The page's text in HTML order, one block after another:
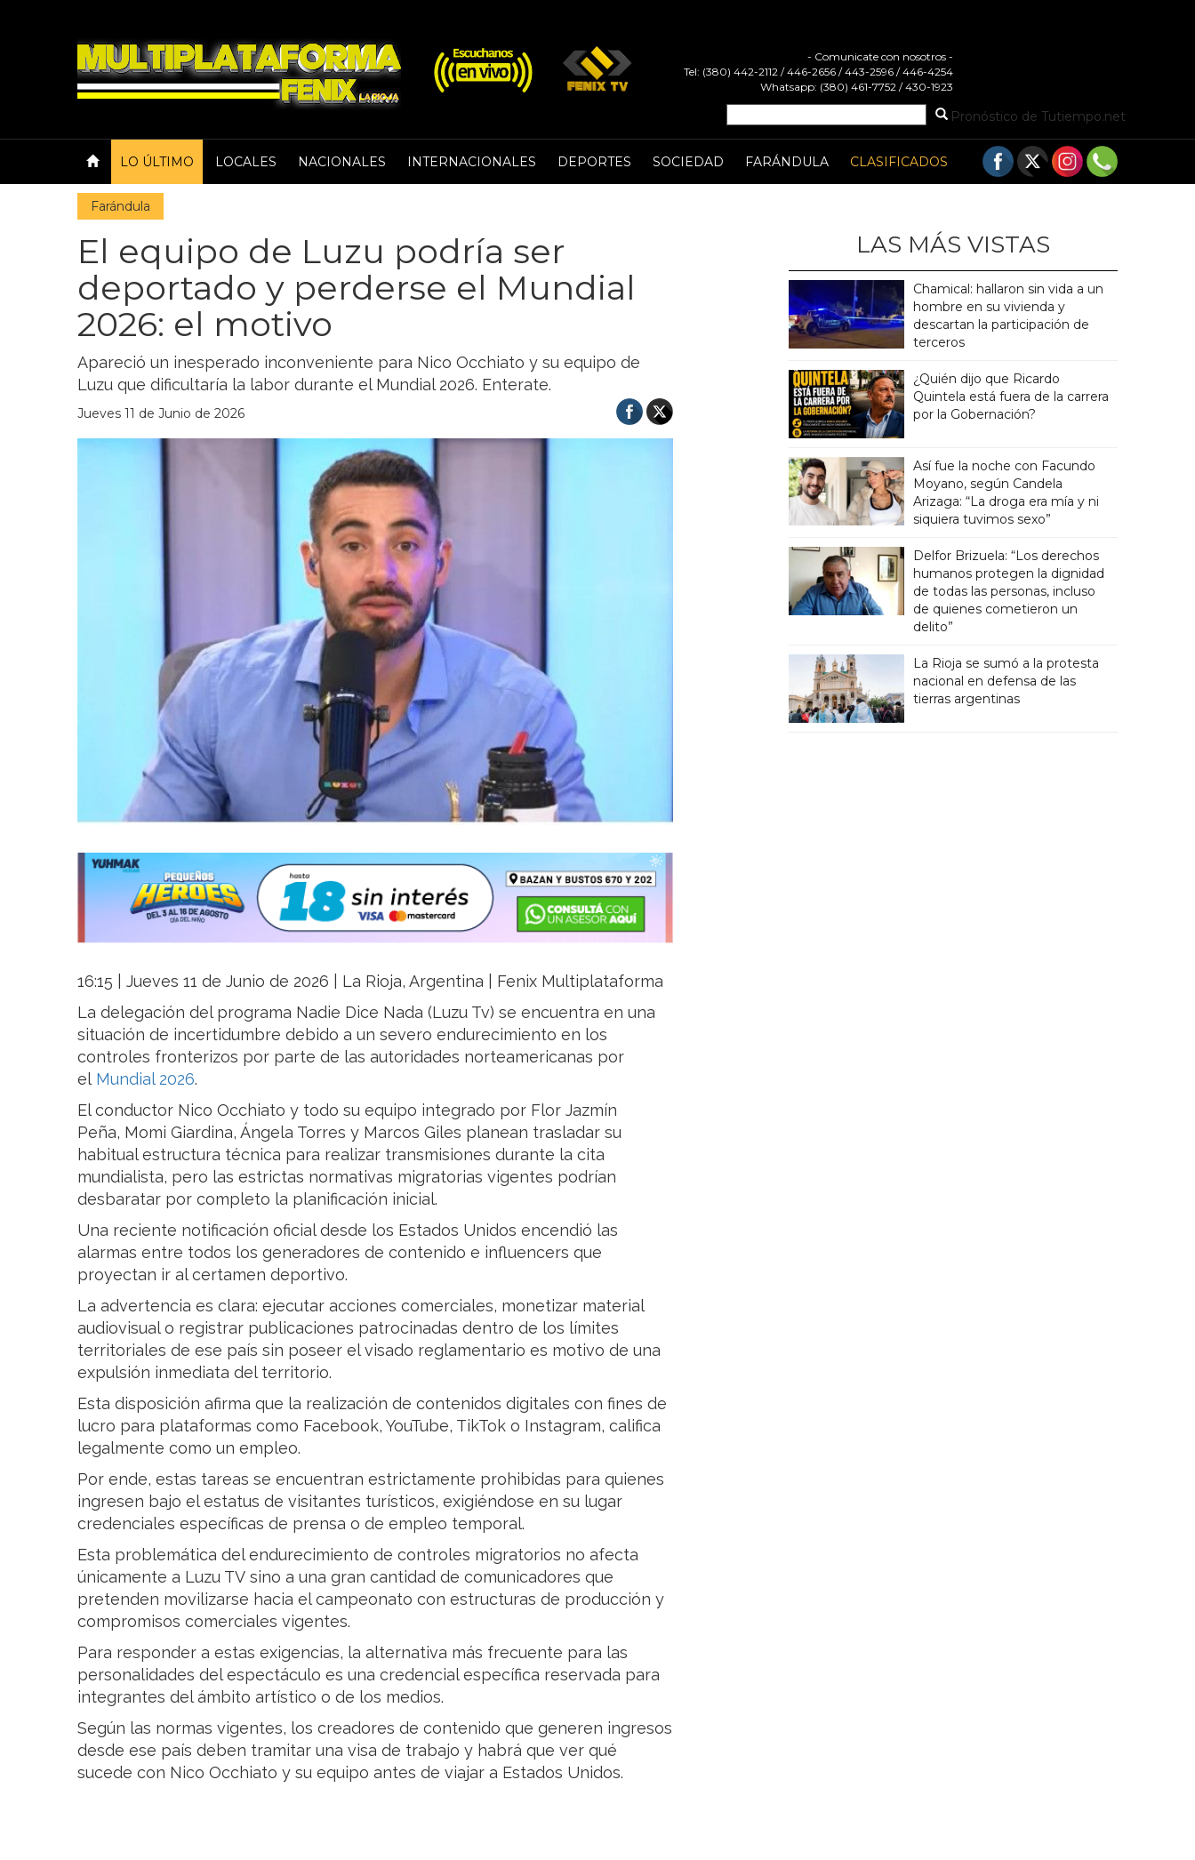
- Comunicate con nosotros -
Tel: (380) 442-2112 / 446-2656 / 443-2596 / 446-4254
Whatsapp: (380) 461-7752 / 430-1923
Pronóstico de Tutiempo.net
LO ÚLTIMO LOCALES NACIONALES INTERNACIONALES DEPORTES SOCIEDAD FARÁNDULA CLASIFICADOS
Farándula
El equipo de Luzu podría ser
deportado y perderse el Mundial
2026: el motivo
Apareció un inesperado inconveniente para Nico Occhiato y su equipo de
Luzu que dificultaría la labor durante el Mundial 2026. Enterate.
Jueves 11 de Junio de 2026
16:15 | Jueves 11 de Junio de 2026 | La Rioja, Argentina | Fenix Multiplataforma
La delegación del programa Nadie Dice Nada (Luzu Tv) se encuentra en una
situación de incertidumbre debido a un severo endurecimiento en los
controles fronterizos por parte de las autoridades norteamericanas por
el Mundial 2026.
El conductor Nico Occhiato y todo su equipo integrado por Flor Jazmín
Peña, Momi Giardina, Ángela Torres y Marcos Giles planean trasladar su
habitual estructura técnica para realizar transmisiones durante la cita
mundialista, pero las estrictas normativas migratorias vigentes podrían
desbaratar por completo la planificación inicial.
Una reciente notificación oficial desde los Estados Unidos encendió las
alarmas entre todos los generadores de contenido e influencers que
proyectan ir al certamen deportivo.
La advertencia es clara: ejecutar acciones comerciales, monetizar material
audiovisual o registrar publicaciones patrocinadas dentro de los límites
territoriales de ese país sin poseer el visado reglamentario es motivo de una
expulsión inmediata del territorio.
Esta disposición afirma que la realización de contenidos digitales con fines de
lucro para plataformas como Facebook, YouTube, TikTok o Instagram, califica
legalmente como un empleo.
Por ende, estas tareas se encuentran estrictamente prohibidas para quienes
ingresen bajo el estatus de visitantes turísticos, exigiéndose en su lugar
credenciales específicas de prensa o de empleo temporal.
Esta problemática del endurecimiento de controles migratorios no afecta
únicamente a Luzu TV sino a una gran cantidad de comunicadores que
pretenden movilizarse hacia el campeonato con estructuras de producción y
compromisos comerciales vigentes.
Para responder a estas exigencias, la alternativa más frecuente para las
personalidades del espectáculo es una credencial específica reservada para
integrantes del ámbito artístico o de los medios.
Según las normas vigentes, los creadores de contenido que generen ingresos
desde ese país deben tramitar una visa de trabajo y habrá que ver qué
sucede con Nico Occhiato y su equipo antes de viajar a Estados Unidos.
LAS MÁS VISTAS
Chamical: hallaron sin vida a un
hombre en su vivienda y
descartan la participación de
terceros
¿Quién dijo que Ricardo
Quintela está fuera de la carrera
por la Gobernación?
Así fue la noche con Facundo
Moyano, según Candela
Arizaga: “La droga era mía y ni
siquiera tuvimos sexo”
Delfor Brizuela: “Los derechos
humanos protegen la dignidad
de todas las personas, incluso
de quienes cometieron un
delito”
La Rioja se sumó a la protesta
nacional en defensa de las
tierras argentinas